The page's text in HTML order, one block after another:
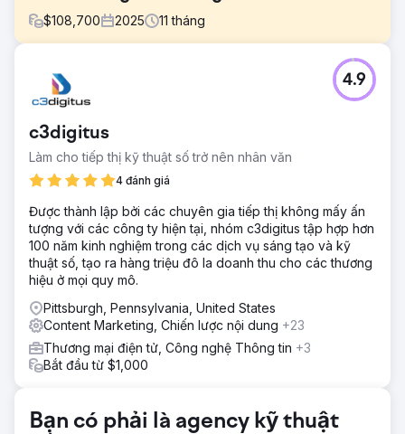
$108,700 2025 11 tháng
Banulla Bespoke cần có sự hiện diện trực tuyến trong một
thị trường mà hầu hết khách hàng thậm chí không biết đến
thợ mộc truyền thống, họ phải giáo dục người mua về khả
năng tùy chỉnh tủ IKEA PAX, tạo dựng lòng tin cho một
khoản đầu tư lớn vào ngôi nhà, và đạt thứ hạng cao tại địa
phương ở cả Chester và London.
Giải pháp
Apptage đã xây dựng một trang web được thiết kế để đáp
ứng nhu cầu của người mua ở mọi giai đoạn. Các trang
dịch vụ chi tiết, thư viện hình ảnh dự án và nội dung blog
mang tính giáo dục đã giải đáp những câu hỏi thường gặp.
SEO địa phương nhắm mục tiêu vào Chester và London,
với các từ khóa dài, đánh dấu dữ liệu có cấu trúc và thiết
kế ưu tiên thiết bị di động nhằm tải nhanh thư viện hình ảnh
và đặt lịch trực tuyến.
lượt trong 9 tháng. Lượt hiển thị hàng ngày đạt 12.400. Xếp
c3digitus
Làm cho tiếp thị kỹ thuật số trở nên nhân văn
4 đánh giá
4.9
Được thành lập bởi các chuyên gia tiếp thị không mấy ấn
tượng với các công ty hiện tại, nhóm c3digitus tập hợp hơn
100 năm kinh nghiệm trong các dịch vụ sáng tạo và kỹ
thuật số, tạo ra hàng triệu đô la doanh thu cho các thương
hiệu ở mọi quy mô.
Pittsburgh, Pennsylvania, United States
Content Marketing, Chiến lược nội dung +23
Thương mại điện tử, Công nghệ Thông tin +3
Bắt đầu từ $1,000
Bạn có phải là agency kỹ thuật